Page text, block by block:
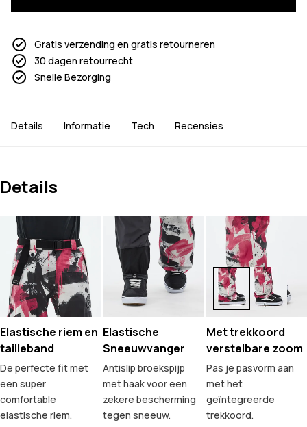
Gratis verzending en gratis retourneren
30 dagen retourrecht
Snelle Bezorging
Details Informatie Tech Recensies
Details
Elastische riem en
tailleband
De perfecte fit met
een super
comfortable
elastische riem.
Elastische
Sneeuwvanger
Antislip broekspijp
met haak voor een
zekere bescherming
tegen sneeuw.
Met trekkoord
verstelbare zoom
Pas je pasvorm aan
met het
geïntegreerde
trekkoord.